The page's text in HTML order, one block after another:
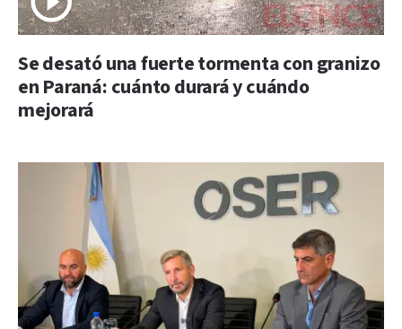
Se desató una fuerte tormenta con granizo
en Paraná: cuánto durará y cuándo
mejorará